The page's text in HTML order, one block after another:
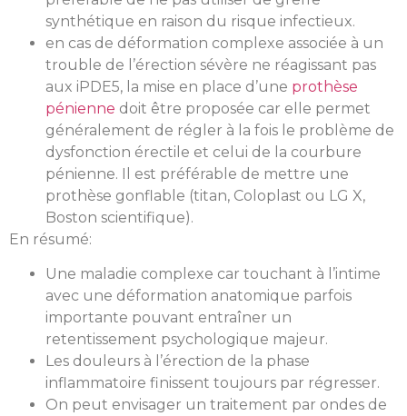
synthétique en raison du risque infectieux.
en cas de déformation complexe associée à un
trouble de l’érection sévère ne réagissant pas
aux iPDE5, la mise en place d’une prothèse
pénienne doit être proposée car elle permet
généralement de régler à la fois le problème de
dysfonction érectile et celui de la courbure
pénienne. Il est préférable de mettre une
prothèse gonflable (titan, Coloplast ou LG X,
Boston scientifique).
En résumé:
Une maladie complexe car touchant à l’intime
avec une déformation anatomique parfois
importante pouvant entraîner un
retentissement psychologique majeur.
Les douleurs à l’érection de la phase
inflammatoire finissent toujours par régresser.
On peut envisager un traitement par ondes de